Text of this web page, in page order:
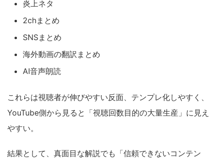
炎上ネタ
2chまとめ
SNSまとめ
海外動画の翻訳まとめ
AI音声朗読
これらは視聴者が伸びやすい反面、テンプレ化しやすく、
YouTube側から見ると「視聴回数目的の大量生産」に見え
やすい。
結果として、真面目な解説でも「信頼できないコンテン